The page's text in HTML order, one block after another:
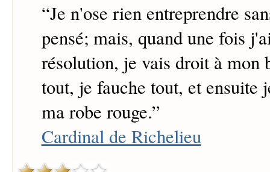
“Je n'ose rien entreprendre
pensé; mais, quand une fois
résolution, je vais droit à mon
tout, je fauche tout, et ensuite
ma robe rouge.”
Cardinal de Richelieu